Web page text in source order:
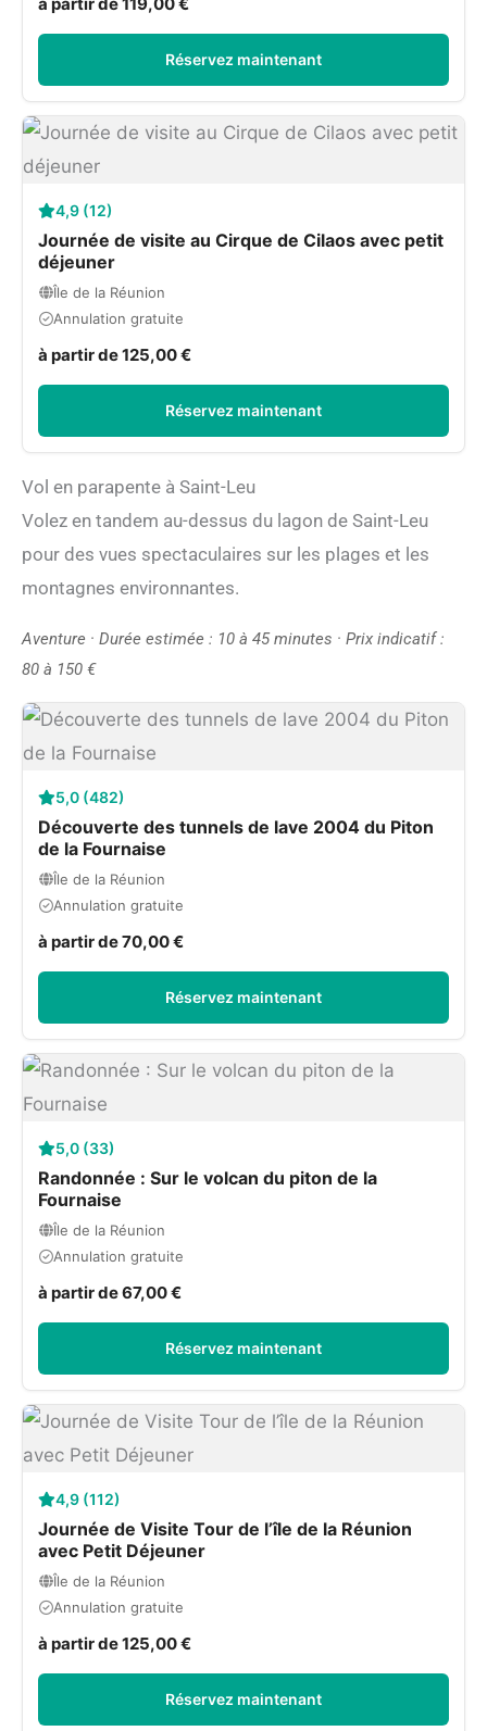
à partir de 119,00 €
Réservez maintenant
4,9 (12)
Journée de visite au Cirque de Cilaos avec petit
déjeuner
Île de la Réunion
Annulation gratuite
à partir de 125,00 €
Réservez maintenant
Vol en parapente à Saint-Leu
Volez en tandem au-dessus du lagon de Saint-Leu
pour des vues spectaculaires sur les plages et les
montagnes environnantes.
Aventure · Durée estimée : 10 à 45 minutes · Prix indicatif :
80 à 150 €
5,0 (482)
Découverte des tunnels de lave 2004 du Piton
de la Fournaise
Île de la Réunion
Annulation gratuite
à partir de 70,00 €
Réservez maintenant
5,0 (33)
Randonnée : Sur le volcan du piton de la
Fournaise
Île de la Réunion
Annulation gratuite
à partir de 67,00 €
Réservez maintenant
4,9 (112)
Journée de Visite Tour de l’île de la Réunion
avec Petit Déjeuner
Île de la Réunion
Annulation gratuite
à partir de 125,00 €
Réservez maintenant